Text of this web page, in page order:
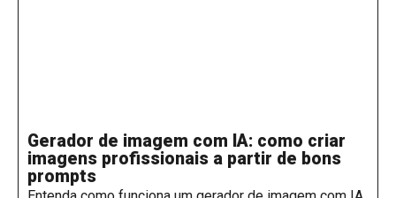
Gerador de imagem com IA: como criar
imagens profissionais a partir de bons
prompts